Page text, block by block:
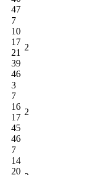
47
7
10
17
21
39
46
2
3
7
16
17
45
46
2
7
14
20